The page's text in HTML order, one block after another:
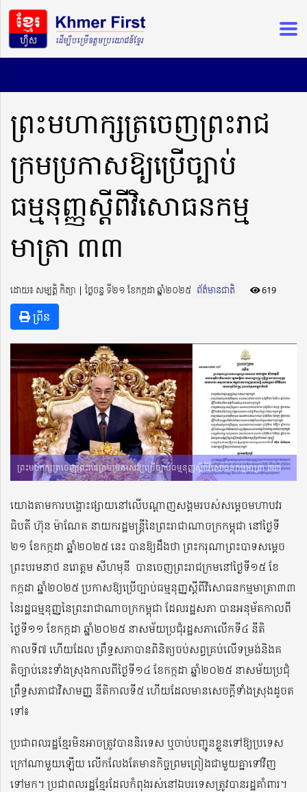
ព្រះមហាក្សត្រចេញព្រះរាជ
ក្រមប្រកាសឱ្យប្រើច្បាប់
ធម្មនុញ្ញស្តីពីវិសោធនកម្ម
មាត្រា ៣៣
ដោយ៖ សម្បត្តិ កិត្យា ​​ | ថ្ងៃចន្ទ ទី២១ ខែកក្កដា ឆ្នាំ២០២៥ ព័ត៌មានជាតិ 619
ព្រីន
ព្រះមហាក្សត្រចេញព្រះរាជក្រមប្រកាសឱ្យប្រើច្បាប់ធម្មនុញ្ញស្តីពីវិសោធនកម្មមាត្រា ៣៣
យោងតាមការបង្ហោះផ្សាយនៅលើបណ្តាញសង្គមរបស់សម្តេចមហាបវរ
ធិបតី ហ៊ុន ម៉ាណែត នាយករដ្ឋមន្រ្តីនៃព្រះរាជាណាចក្រកម្ពុជា នៅថ្ងៃទី
២១ ខែកក្កដា ឆ្នាំ២០២៥ នេះ បានឱ្យដឹងថា ព្រះករុណាព្រះបាទសម្តេច
ព្រះបរមនាថ នរោត្តម សីហមុនី បានចេញព្រះរាជក្រមនៅថ្ងៃទី១៥ ខែ
កក្កដា ឆ្នាំ២០២៥ ប្រកាសឱ្យប្រើច្បាប់ធម្មនុញ្ញស្តីពីវិសោធនកម្មមាត្រា៣៣
នៃរដ្ឋធម្មនុញ្ញនៃព្រះរាជាណាចក្រកម្ពុជា ដែលរដ្ឋសភា បានអនុម័តកាលពី
ថ្ងៃទី១១ ខែកក្កដា ឆ្នាំ២០២៥ នាសម័យប្រជុំរដ្ឋសភាលើកទី៤ នីតិ
កាលទី៧ ហើយដែល ព្រឹទ្ធសភាបានពិនិត្យចប់សព្វគ្រប់លើទម្រង់និងគ
តិច្បាប់នេះទាំងស្រុងកាលពីថ្ងៃទី១៤ ខែកក្កដា ឆ្នាំ២០២៥ នាសម័យប្រជុំ
ព្រឹទ្ធសភាជាវិសាមញ្ញ នីតិកាលទី៥ ហើយដែលមានសេចក្តីទាំងស្រុងដូចត
ទៅ៖
ប្រជាពលរដ្ឋខ្មែរមិនអាចត្រូវបាននិរទេស ឬចាប់បញ្ជូនខ្លួនទៅឱ្យប្រទេស
ក្រៅណាមួយឡើយ លើកលែងតែមានកិច្ចព្រមព្រៀងជាមួយគ្នាទៅវិញ
ទៅមក។ ប្រជាពលរដ្ឋខ្មែរដែលកំពុងរស់នៅឯបរទេសត្រូវបានរដ្ឋគាំពារ។